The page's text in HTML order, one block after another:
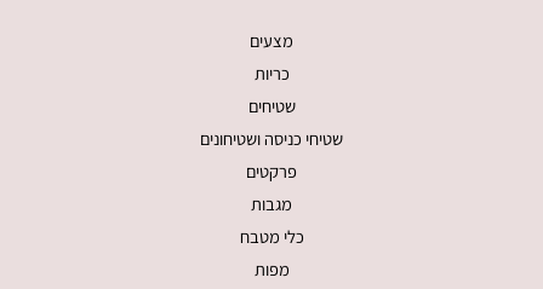
מצעים
כריות
שטיחים
שטיחי כניסה ושטיחונים
פרקטים
מגבות
כלי מטבח
מפות